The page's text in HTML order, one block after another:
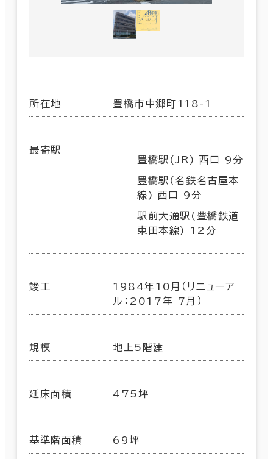
所在地 豊橋市中郷町118-1
最寄駅
豊橋駅(JR) 西口 9分
豊橋駅(名鉄名古屋本
線) 西口 9分
駅前大通駅(豊橋鉄道
東田本線) 12分
竣工
1984年10月（リニューア
ル：2017年 7月）
規模 地上5階建
延床面積 475坪
基準階面積 69坪